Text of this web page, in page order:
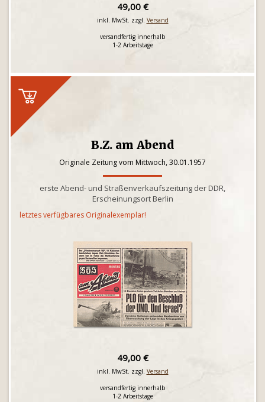
49,00 €
inkl. MwSt. zzgl. Versand
versandfertig innerhalb
1-2 Arbeitstage
B.Z. am Abend
Originale Zeitung vom Mittwoch, 30.01.1957
erste Abend- und Straßenverkaufszeitung der DDR,
Erscheinungsort Berlin
letztes verfügbares Originalexemplar!
49,00 €
inkl. MwSt. zzgl. Versand
versandfertig innerhalb
1-2 Arbeitstage